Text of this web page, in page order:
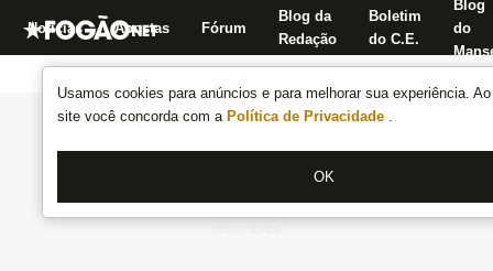
Usamos cookies para anúncios e para melhorar sua experiência.
site você concorda com a Política de Privacidade .
OK
Notícias Apostas Fórum
Blog da
Redação
Boletim
do C.E.
Blog
do